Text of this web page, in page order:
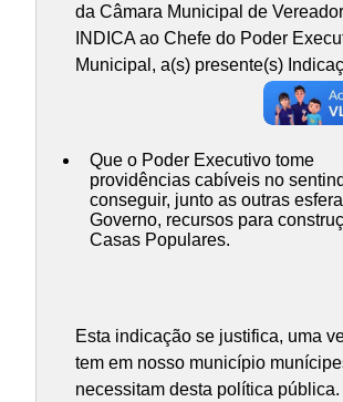
da Câmara Municipal de
INDICA ao Chefe do Poder
Municipal, a(s) presente(s)
Que o Poder Executivo tome
providências cabíveis no
conseguir, junto as outras
Governo, recursos para
Casas Populares.
Esta indicação se justifica, uma
tem em nosso município
necessitam desta política pública.